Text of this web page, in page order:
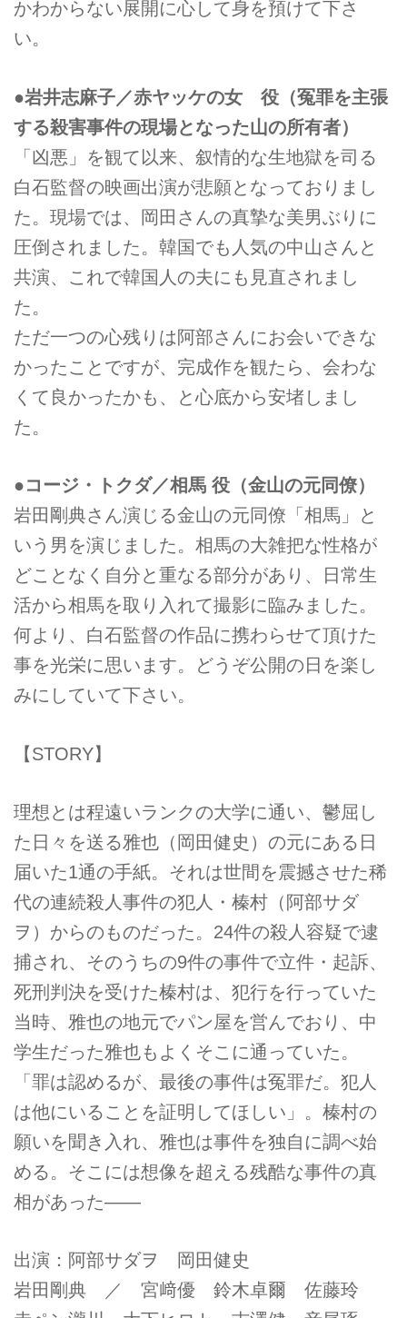
かわからない展開に心して身を預けて下さ
い。
●岩井志麻子／赤ヤッケの女 役（冤罪を主張
する殺害事件の現場となった山の所有者）
「凶悪」を観て以来、叙情的な生地獄を司る
白石監督の映画出演が悲願となっておりまし
た。現場では、岡田さんの真摯な美男ぶりに
圧倒されました。韓国でも人気の中山さんと
共演、これで韓国人の夫にも見直されまし
た。
ただ一つの心残りは阿部さんにお会いできな
かったことですが、完成作を観たら、会わな
くて良かったかも、と心底から安堵しまし
た。
●コージ・トクダ／相馬 役（金山の元同僚）
岩田剛典さん演じる金山の元同僚「相馬」と
いう男を演じました。相馬の大雑把な性格が
どことなく自分と重なる部分があり、日常生
活から相馬を取り入れて撮影に臨みました。
何より、白石監督の作品に携わらせて頂けた
事を光栄に思います。どうぞ公開の日を楽し
みにしていて下さい。
【STORY】
理想とは程遠いランクの大学に通い、鬱屈し
た日々を送る雅也（岡田健史）の元にある日
届いた1通の手紙。それは世間を震撼させた稀
代の連続殺人事件の犯人・榛村（阿部サダ
ヲ）からのものだった。24件の殺人容疑で逮
捕され、そのうちの9件の事件で立件・起訴、
死刑判決を受けた榛村は、犯行を行っていた
当時、雅也の地元でパン屋を営んでおり、中
学生だった雅也もよくそこに通っていた。
「罪は認めるが、最後の事件は冤罪だ。犯人
は他にいることを証明してほしい」。榛村の
願いを聞き入れ、雅也は事件を独自に調べ始
める。そこには想像を超える残酷な事件の真
相があった――
出演：阿部サダヲ 岡田健史
岩田剛典 ／ 宮﨑優 鈴木卓爾 佐藤玲